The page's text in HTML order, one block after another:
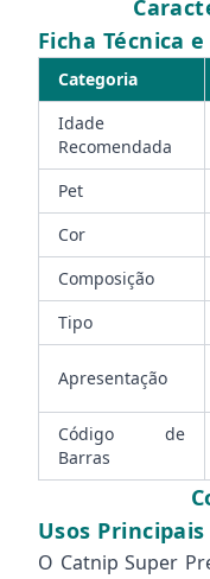
Ficha Técnica
Categoria
Idade
Recomendada
Pet
Cor
Composição
Tipo
Apresentação
Código de
Barras
Usos Principais
O Catnip Super